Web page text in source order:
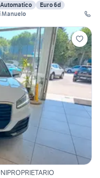
Automatico
Euro 6d
Manuelo